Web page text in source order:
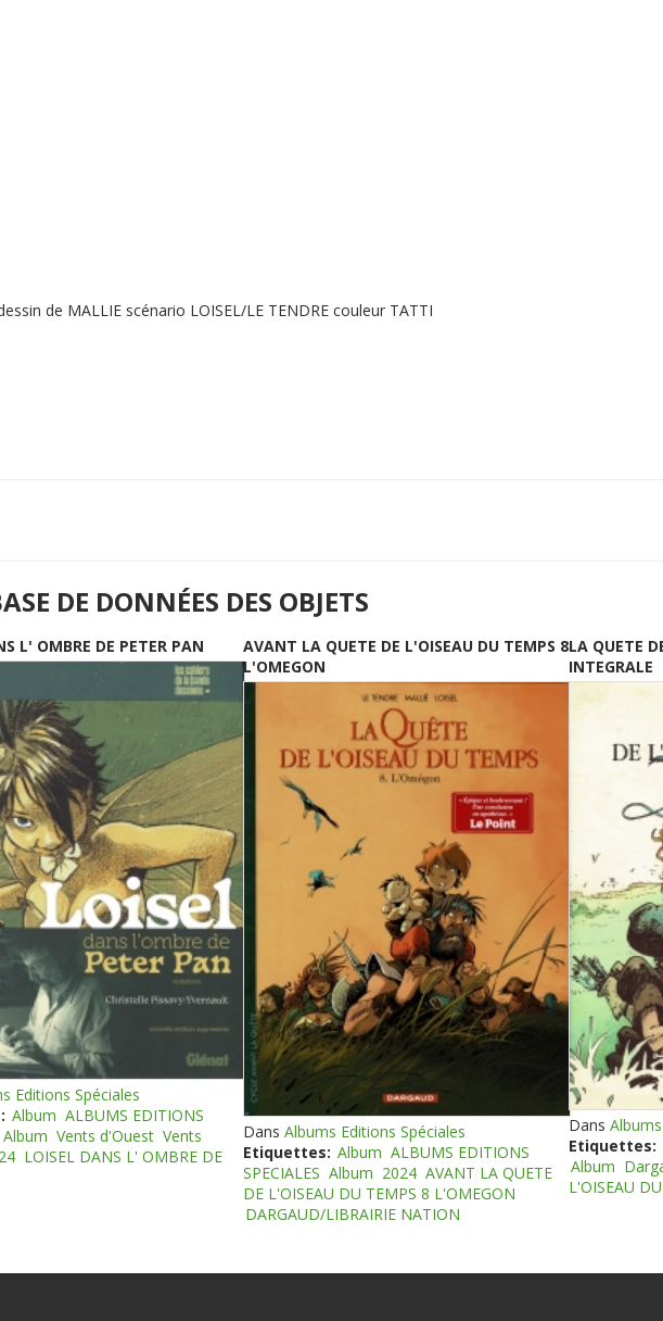
de MALLIE scénario LOISEL/LE TENDRE couleur TATTI
DE DONNÉES DES OBJETS
L' OMBRE DE PETER PAN
Editions Spéciales
Album ALBUMS EDITIONS
Album Vents d'Ouest Vents
LOISEL DANS L' OMBRE DE
AVANT LA QUETE DE L'OISEAU DU TEMPS 8
L'OMEGON
Dans Albums Editions Spéciales
Etiquettes: Album ALBUMS EDITIONS
SPECIALES Album 2024 AVANT LA QUETE
DE L'OISEAU DU TEMPS 8 L'OMEGON
DARGAUD/LIBRAIRIE NATION
LA QUETE
INTEGRALE
Dans Albums
Etiquettes:
Album
L'OISEAU